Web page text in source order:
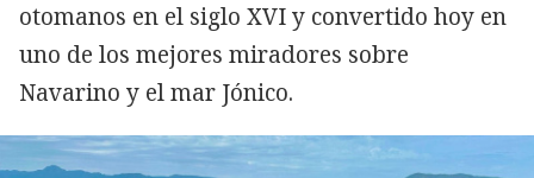
otomanos en el siglo XVI y convertido hoy en
uno de los mejores miradores sobre
Navarino y el mar Jónico.